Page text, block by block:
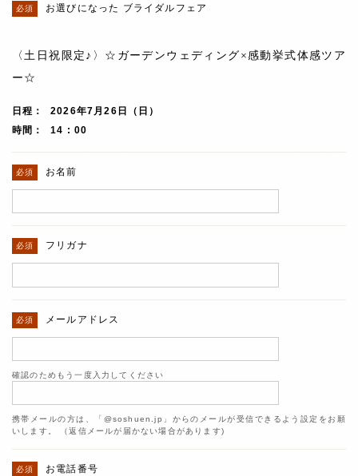
お選びになった ブライダルフェア
〈土日祝限定♪〉☆ガーデンウェディング×感動挙式体感ツア
ー☆
日程
2026年7月26日（日）
時間
14 : 00
お名前
フリガナ
メールアドレス
確認のためもう一度入力してください
携帯メールの方は、「@soshuen.jp」からのメールが受信できるよう設定をお願
いします。 （返信メールが届かない場合があります)
お電話番号